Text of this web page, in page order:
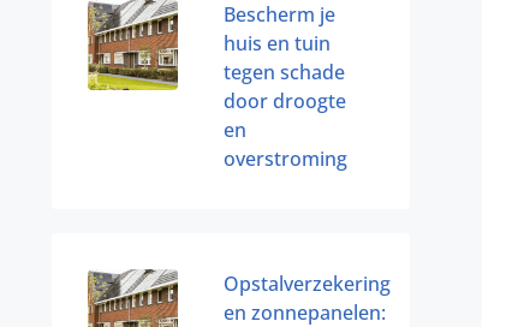
Bescherm je
huis en tuin
tegen schade
door droogte
en
overstroming
Opstalverzekering
en zonnepanelen: